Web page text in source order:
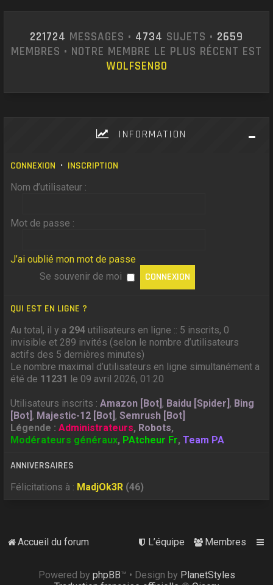
221724 MESSAGES • 4734 SUJETS • 2659
MEMBRES • NOTRE MEMBRE LE PLUS RÉCENT EST
WOLFSEN80
INFORMATION
CONNEXION • INSCRIPTION
Nom d’utilisateur :
Mot de passe :
J’ai oublié mon mot de passe
Se souvenir de moi
QUI EST EN LIGNE ?
Au total, il y a 294 utilisateurs en ligne :: 5 inscrits, 0
invisible et 289 invités (selon le nombre d’utilisateurs
actifs des 5 dernières minutes)
Le nombre maximal d’utilisateurs en ligne simultanément a
été de 11231 le 09 avril 2026, 01:20
Utilisateurs inscrits :Amazon [Bot], Baidu [Spider], Bing
[Bot], Majestic-12 [Bot],Semrush [Bot]
Légende :Administrateurs, Robots,
Modérateurs généraux, PAtcheur Fr,Team PA
ANNIVERSAIRES
Félicitations à : MadjOk3R (46)
Accueil du forum Membres
L’équipe
Powered by phpBB™ • Design by PlanetStyles